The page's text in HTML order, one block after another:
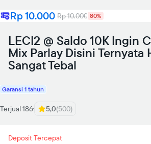
Rp 10.000 Rp 10.000 80%
LECI2 @ Saldo 10K Ingin
Mix Parlay Disini Ternyata
Sangat Tebal
Garansi 1 tahun
Terjual 186 5,0(500)
Deposit Tercepat